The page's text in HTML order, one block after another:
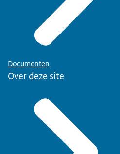
Documenten
Over deze site